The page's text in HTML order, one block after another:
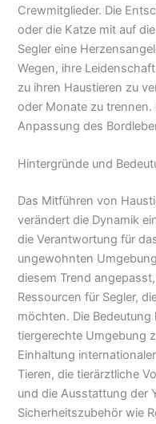
Crewmitglieder. Die
oder die Katze mit auf
Segler eine
Wegen, ihre
zu ihren Haustieren zu
oder Monate zu trennen.
Anpassung des
Hintergründe und
Das Mitführen von
verändert die Dynamik
die Verantwortung für
ungewohnten
diesem Trend
Ressourcen für Segler,
möchten. Die
tiergerechte Umgebung
Einhaltung
Tieren, die tierärztliche
und die Ausstattung der
Sicherheitszubehör wie